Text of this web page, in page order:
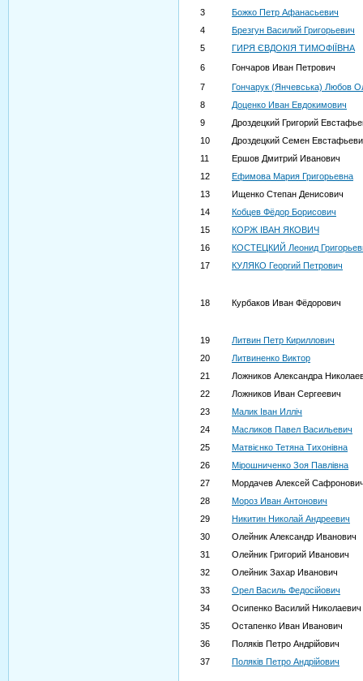
3
Божко Петр Афанасьевич
4
Брезгун Василий Григорьевич
5
ГИРЯ ЄВДОКІЯ ТИМОФІЇВНА
6
Гончаров Иван Петрович
7
Гончарук (Янчевська) Любов
8
Доценко Иван Евдокимович
9
Дроздецкий Григорий
10
Дроздецкий Семен
11
Ершов Дмитрий Иванович
12
Ефимова Мария Григорьевна
13
Ищенко Степан Денисович
14
Кобцев Фёдор Борисович
15
КОРЖ ІВАН ЯКОВИЧ
16
КОСТЕЦКИЙ Леонид
17
КУЛЯКО Георгий Петрович
18 Курбаков Иван Фёдорович
19
Литвин Петр Кириллович
20
Литвиненко Виктор
21
Ложников Александра
22
Ложников Иван Сергеевич
23
Малик Іван Илліч
24
Масликов Павел Васильевич
25
Матвієнко Тетяна Тихонівна
26
Мірошниченко Зоя Павлівна
27
Мордачев Алексей
28
Мороз Иван Антонович
29
Никитин Николай Андреевич
30
Олейник Александр Иванович
31
Олейник Григорий Иванович
32
Олейник Захар Иванович
33
Орел Василь Федосійович
34
Осипенко Василий Николаевич
35
Остапенко Иван Иванович
36
Поляків Петро Андрійович
37
Поляків Петро Андрійович